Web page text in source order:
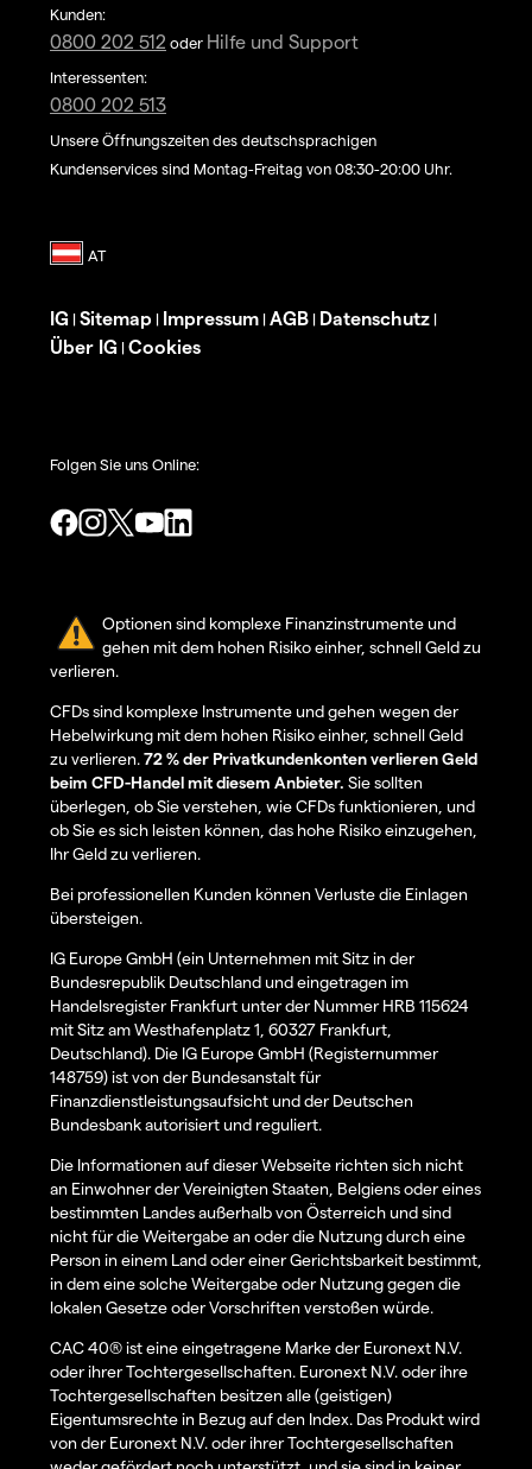
Kunden:
0800 202 512 oder Hilfe und Support
Interessenten:
0800 202 513
Unsere Öffnungszeiten des deutschsprachigen
Kundenservices sind Montag-Freitag von 08:30-20:00 Uhr.
IG | Sitemap | Impressum | AGB | Datenschutz |
Über IG | Cookies
Folgen Sie uns Online:
Optionen sind komplexe Finanzinstrumente und
gehen mit dem hohen Risiko einher, schnell Geld zu
verlieren.
CFDs sind komplexe Instrumente und gehen wegen der
Hebelwirkung mit dem hohen Risiko einher, schnell Geld
zu verlieren.72 % der Privatkundenkonten verlieren Geld
beim CFD-Handel mit diesem Anbieter. Sie sollten
überlegen, ob Sie verstehen, wie CFDs funktionieren, und
ob Sie es sich leisten können, das hohe Risiko einzugehen,
Ihr Geld zu verlieren.
Bei professionellen Kunden können Verluste die Einlagen
übersteigen.
IG Europe GmbH (ein Unternehmen mit Sitz in der
Bundesrepublik Deutschland und eingetragen im
Handelsregister Frankfurt unter der Nummer HRB 115624
mit Sitz am Westhafenplatz 1, 60327 Frankfurt,
Deutschland). Die IG Europe GmbH (Registernummer
148759) ist von der Bundesanstalt für
Finanzdienstleistungsaufsicht und der Deutschen
Bundesbank autorisiert und reguliert.
Die Informationen auf dieser Webseite richten sich nicht
an Einwohner der Vereinigten Staaten, Belgiens oder eines
bestimmten Landes außerhalb von Österreich und sind
nicht für die Weitergabe an oder die Nutzung durch eine
Person in einem Land oder einer Gerichtsbarkeit bestimmt,
in dem eine solche Weitergabe oder Nutzung gegen die
lokalen Gesetze oder Vorschriften verstoßen würde.
CAC 40® ist eine eingetragene Marke der Euronext N.V.
oder ihrer Tochtergesellschaften. Euronext N.V. oder ihre
Tochtergesellschaften besitzen alle (geistigen)
Eigentumsrechte in Bezug auf den Index. Das Produkt wird
von der Euronext N.V. oder ihrer Tochtergesellschaften